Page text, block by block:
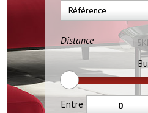
Distance
Entre